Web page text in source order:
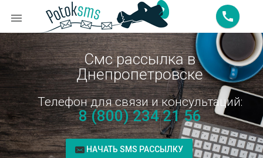
 call
Смс рассылка в
Днепропетровске
Телефон для связи и консультаций:
8 (800) 234 21 56
НАЧАТЬ SMS РАССЫЛКУ